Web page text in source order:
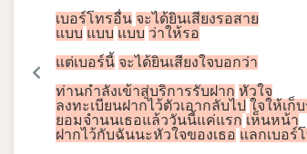
เบอร์โทรอื่น จะได้ยินเสียงรอสาย
แบบ แบบ แบบ ว่าให้รอ
แต่เบอร์นี้ จะได้ยินเสียงใจบอกว่า
ท่านกำลังเข้าสู่บริการรับฝาก หัวใจ
ลงทะเบียนฝากไว้ตัวเอากลับไป ใจให้เก็
ยอมจำนนเธอแล้ววันนี้แค่แรก เห็นหน้า
ฝากไว้กับฉันนะหัวใจของเธอ แลกเบอร์